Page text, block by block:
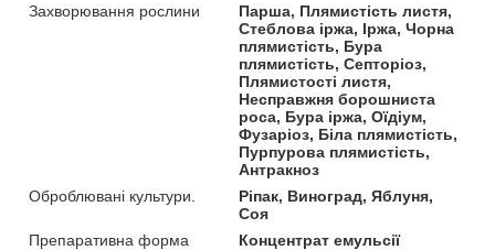
Захворювання рослини
Парша, Плямистість листя,
Стеблова іржа, Іржа, Чорна
плямистість, Бура
плямистість, Септоріоз,
Плямистості листя,
Несправжня борошниста
роса, Бура іржа, Оїдіум,
Фузаріоз, Біла плямистість,
Пурпурова плямистість,
Антракноз
Оброблювані культури.
Ріпак, Виноград, Яблуня,
Соя
Препаративна форма
Концентрат емульсії